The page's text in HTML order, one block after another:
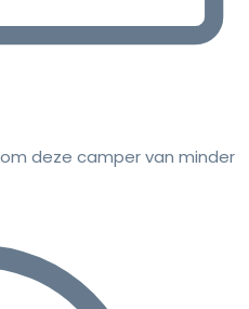
deze camper van minder